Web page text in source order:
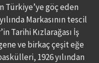
Türkiye’ye göç eden
Markasının tescil
Tarihi Kızlarağası İş
ve birkaç çeşit eğe
1926 yılından